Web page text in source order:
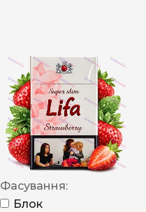
Фасування:
Блок